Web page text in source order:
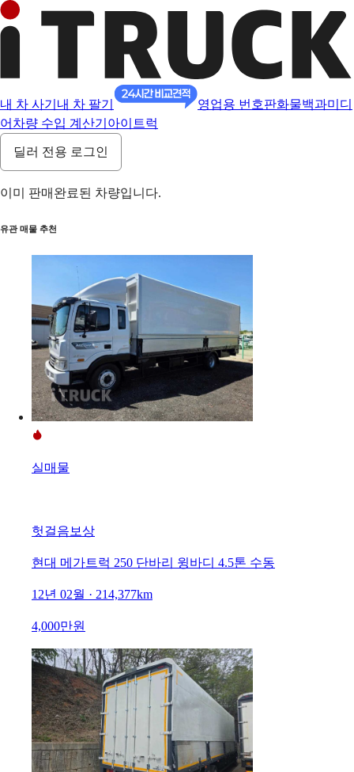
내 차 사기 내 차 팔기 영업용 번호판화물백과미디
어 차량 수입 계산기 아이트럭
딜러 전용 로그인
이미 판매완료된 차량입니다.
유관 매물 추천
실매물
헛걸음보상
현대 메가트럭 250 단바리 윙바디 4.5톤 수동
12년 02월 · 214,377km
4,000만원